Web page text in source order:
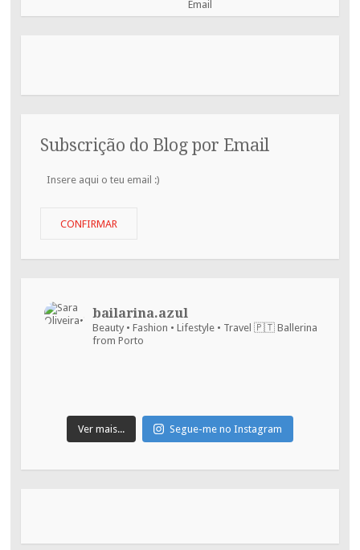
Subscrição do Blog por Email
Insere
CONFIRMAR
bailarina.azul
Beauty • Fashion • Lifestyle • Travel 🇵🇹 Ballerina
from Porto
Ver mais... Segue-me no Instagram